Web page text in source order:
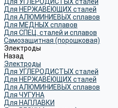
Для НЕРЖАВЕЮЩИХ сталей
Для АЛЮМИНИЕВЫХ сплавов
Для МЕДНЫХ сплавов
Для СПЕЦ. сталей и сплавов
Самозащитная (порошковая)
Электроды
Назад
Электроды
Для УГЛЕРОДИСТЫХ сталей
Для НЕРЖАВЕЮЩИХ сталей
Для АЛЮМИНИЕВЫХ сплавов
Для ЧУГУНА
Для НАПЛАВКИ